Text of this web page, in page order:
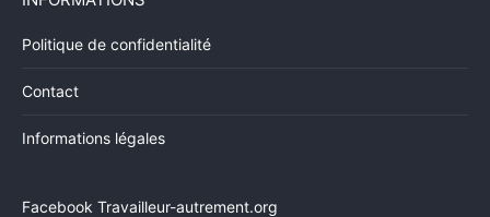
Politique de confidentialité
Contact
Informations légales
Facebook Travailleur-autrement.org